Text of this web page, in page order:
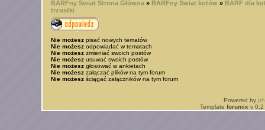
BARFny Świat Strona Główna» BARFny Świat kotów» BARF dla
trzustki
Nie możeszpisać nowych tematów
Nie możeszodpowiadać w tematach
Nie możeszzmieniać swoich postów
Nie możeszusuwać swoich postów
Nie możeszgłosować w ankietach
Nie możeszzałączać plików na tym forum
Nie możeszściągać załączników na tym forum
Powered by
Template forumix v 0.2